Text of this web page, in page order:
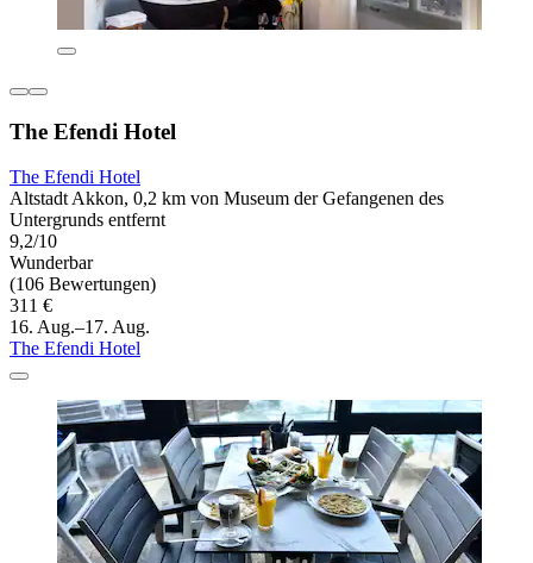
The Efendi Hotel
The Efendi Hotel
Altstadt Akkon, 0,2 km von Museum der Gefangenen des
Untergrunds entfernt
9,2/10
Wunderbar
(106 Bewertungen)
311 €
16. Aug.–17. Aug.
The Efendi Hotel